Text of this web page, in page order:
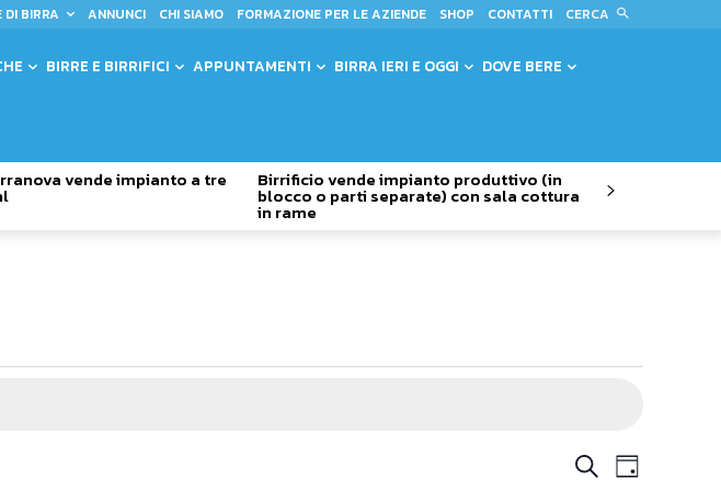
DI BIRRA ANNUNCI CHI SIAMO FORMAZIONE PER LE AZIENDE SHOP CONTATTI CERCA
BIRRE E BIRRIFICI APPUNTAMENTI BIRRA IERI E OGGI DOVE BERE
vende impianto a tre Birrificio vende impianto produttivo (in
blocco o parti separate) con sala cottura
in rame
Eventi
CercaEvento
Giorno